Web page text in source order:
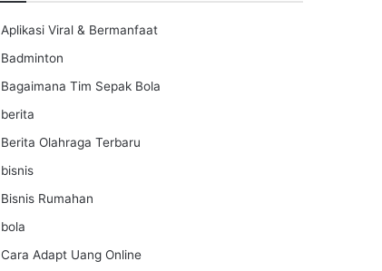
Aplikasi Viral & Bermanfaat
Badminton
Bagaimana Tim Sepak Bola
berita
Berita Olahraga Terbaru
bisnis
Bisnis Rumahan
bola
Cara Adapt Uang Online